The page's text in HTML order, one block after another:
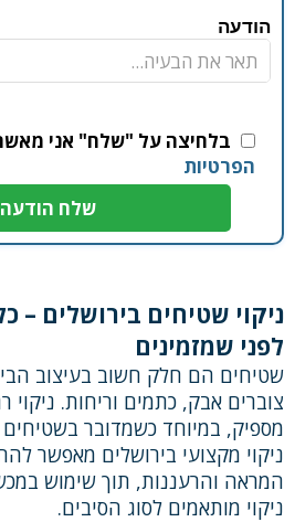
הודעה
בלחיצה על "שלח" אני
הפרטיות
ניקוי שטיחים בירושלים –
לפני שמזמינים
שטיחים הם חלק חשוב בעיצוב
צוברים אבק, כתמים וריחות. ניקוי
מספיק, במיוחד כשמדובר בשטיחים
ניקוי מקצועי בירושלים מאפשר
המראה והרעננות, תוך שימוש
ניקוי מותאמים לסוג הסיבים.